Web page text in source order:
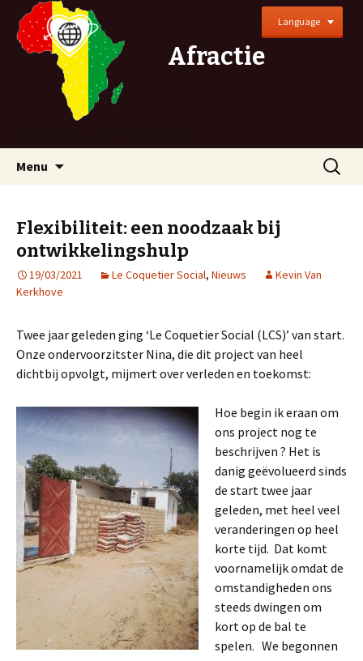
Afractie
Language
Menu
springen
Zoeken
naar:
Flexibiliteit: een noodzaak bij
ontwikkelingshulp
19/03/2021 Le Coquetier Social, Nieuws
Kevin Van
Kerkhove
Twee jaar geleden ging ‘Le Coquetier Social (LCS)’ van start.
Onze ondervoorzitster Nina, die dit project van heel
dichtbij opvolgt, mijmert over verleden en toekomst:
Hoe begin ik eraan om
ons project nog te
beschrijven ? Het is
danig geëvolueerd sinds
de start twee jaar
geleden, met heel veel
veranderingen op heel
korte tijd. Dat komt
voornamelijk omdat de
omstandigheden ons
steeds dwingen om
kort op de bal te
spelen. We begonnen